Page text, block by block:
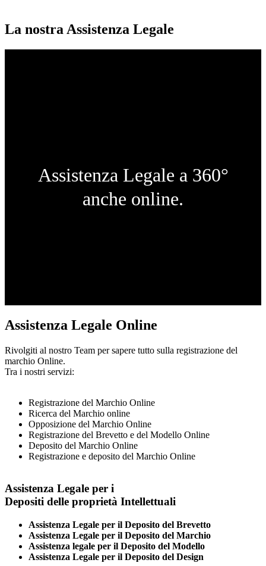
La nostra Assistenza Legale
Assistenza Legale a 360°
anche online.
Assistenza Legale Online
Rivolgiti al nostro Team per sapere tutto sulla registrazione del
marchio Online.
Tra i nostri servizi:
Registrazione del Marchio Online
Ricerca del Marchio online
Opposizione del Marchio Online
Registrazione del Brevetto e del Modello Online
Deposito del Marchio Online
Registrazione e deposito del Marchio Online
Assistenza Legale per i
Depositi delle proprietà Intellettuali
Assistenza Legale per il Deposito del Brevetto
Assistenza Legale per il Deposito del Marchio
Assistenza legale per il Deposito del Modello
Assistenza Legale per il Deposito del Design